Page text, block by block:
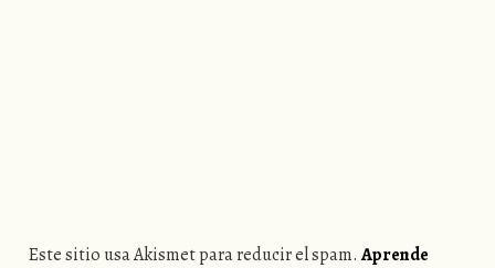
Este sitio usa Akismet para reducir el spam.Aprende